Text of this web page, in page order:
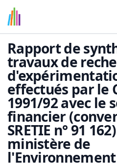
Rapport de
travaux de
effectués par le
1991/92 avec le
financier
SRETIE n° 91
ministère de
l'Environnement